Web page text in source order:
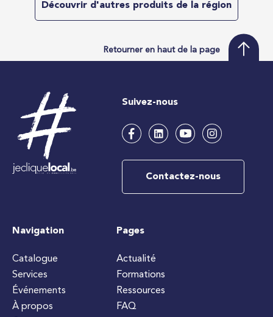
Découvrir d'autres produits de la région
Retourner en haut de la page
Suivez-nous
Contactez-nous
Navigation
Catalogue
Services
Événements
À propos
Pages
Actualité
Formations
Ressources
FAQ